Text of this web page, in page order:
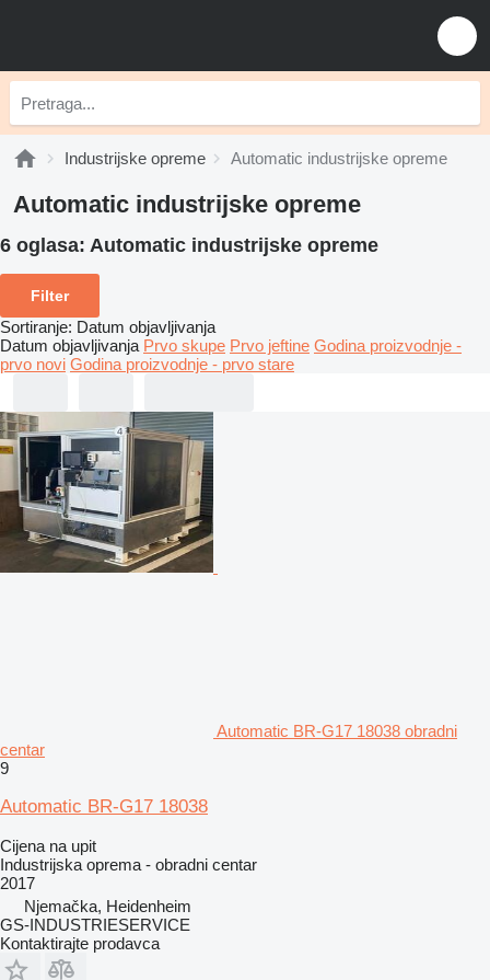
Industrijske opreme Automatic industrijske opreme
Automatic industrijske opreme
6 oglasa: Automatic industrijske opreme
Filter
Sortiranje: Datum objavljivanja
Datum objavljivanja Prvo skupe Prvo jeftine Godina proizvodnje -
prvo novi Godina proizvodnje - prvo stare
Automatic BR-G17 18038 obradni
centar
9
Automatic BR-G17 18038
Cijena na upit
Industrijska oprema - obradni centar
2017
Njemačka, Heidenheim
GS-INDUSTRIESERVICE
Kontaktirajte prodavca